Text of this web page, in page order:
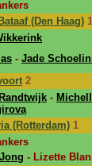
(Den Haag) 1
- Jade
2
-
(Rotterdam) 1
- Lizette